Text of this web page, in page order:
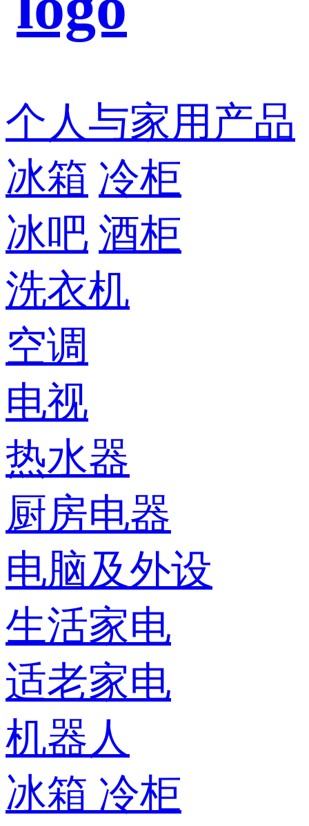
个人与家用产品
冰箱 冷柜
冰吧 酒柜
洗衣机
空调
电视
热水器
厨房电器
电脑及外设
生活家电
适老家电
机器人
冰箱 冷柜